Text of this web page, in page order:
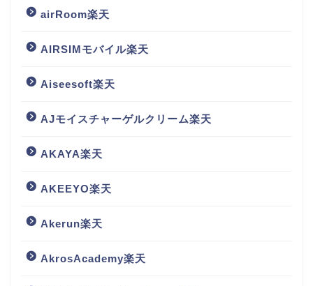
airRoom楽天
AIRSIMモバイル楽天
Aiseesoft楽天
AJモイスチャーゲルクリーム楽天
AKAYA楽天
AKEEYO楽天
Akerun楽天
AkrosAcademy楽天